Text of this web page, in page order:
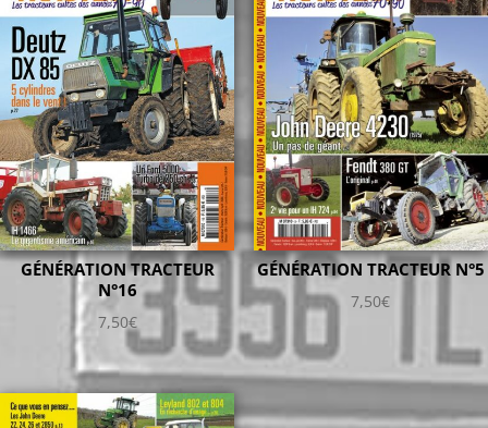
GÉNÉRATION TRACTEUR
N°16
7,50€
GÉNÉRATION TRACTEUR N°5
7,50€